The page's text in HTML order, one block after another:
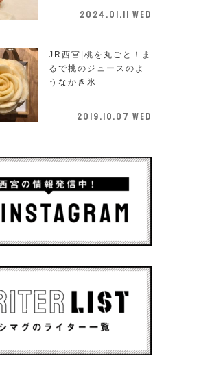
2024.01.11 Wed
JR西宮|桃を丸ごと！ま
るで桃のジュースのよ
うなかき氷
2019.10.07 Wed